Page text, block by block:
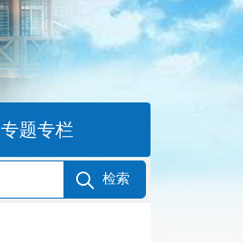
专题专栏